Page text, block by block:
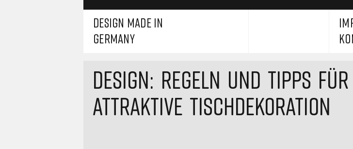
DESIGN MADE IN
GERMANY
DESIGN: REGELN UND TIPPS
ATTRAKTIVE TISCHDEKORATION